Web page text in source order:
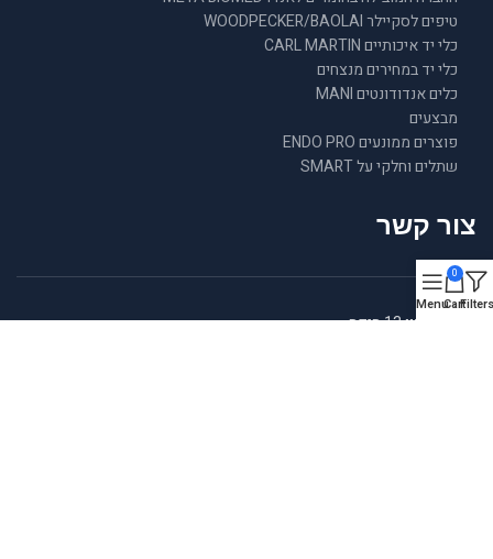
טיפים לסקיילר WOODPECKER/BAOLAI
כלי יד איכותיים CARL MARTIN
כלי יד במחירים מנצחים
כלים אנדודונטים MANI
מבצעים
פוצרים ממונעים ENDO PRO
שתלים וחלקי על SMART
צור קשר
גורדון 13 חיפה
Filters
0
Cart
Menu